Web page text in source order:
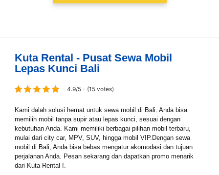
Kuta Rental - Pusat Sewa Mobil
Lepas Kunci Bali
4.9/5 - (15 votes)
Kami dalah solusi hemat untuk sewa mobil di Bali. Anda bisa
memilih mobil tanpa supir atau lepas kunci, sesuai dengan
kebutuhan Anda. Kami memiliki berbagai pilihan mobil terbaru,
mulai dari city car, MPV, SUV, hingga mobil VIP.Dengan sewa
mobil di Bali, Anda bisa bebas mengatur akomodasi dan tujuan
perjalanan Anda. Pesan sekarang dan dapatkan promo menarik
dari Kuta Rental !.
WhatsApp*
Lokasi Pengiriman & Pengembalian